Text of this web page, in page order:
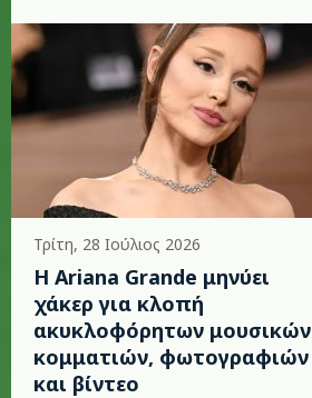
Τρίτη, 28 Ιούλιος 2026
Η Ariana Grande μηνύει
χάκερ για κλοπή
ακυκλοφόρητων μουσικών
κομματιών, φωτογραφιών
και βίντεο